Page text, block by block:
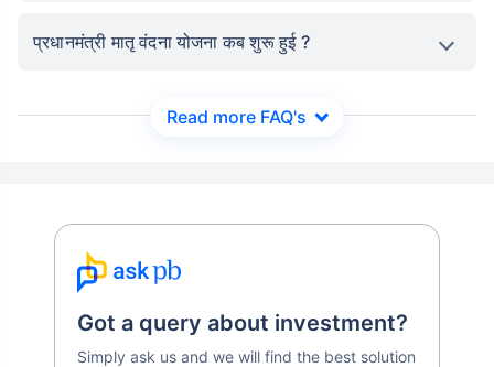
प्रधानमंत्री मातृ वंदना योजना कब शुरू हुई ?
Read more FAQ's
Got a query about investment?
Simply ask us and we will find the best solution